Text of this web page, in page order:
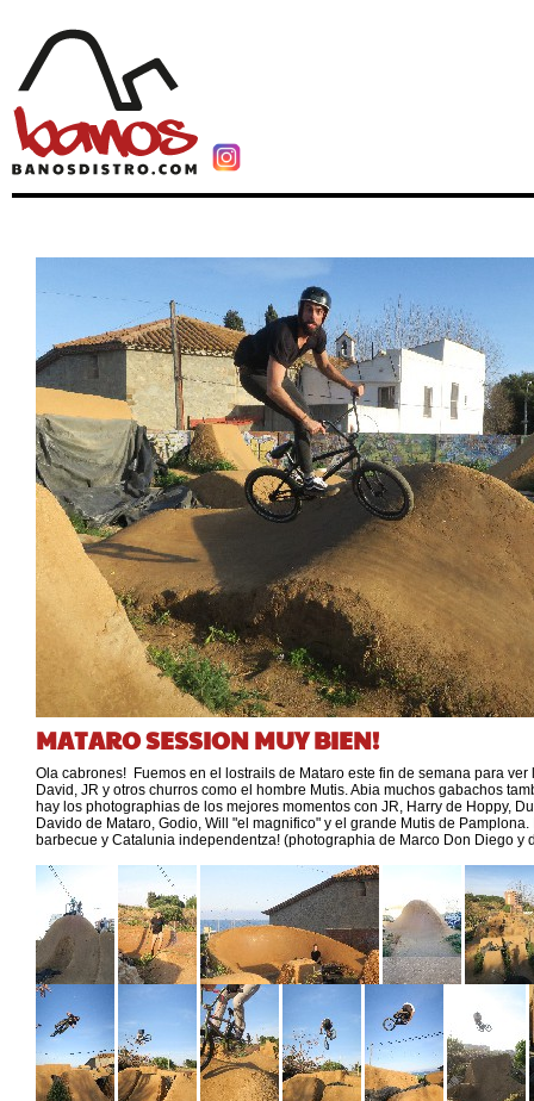
MATARO SESSION MUY BIEN!
Ola cabrones! Fuemos en el lostrails de Mataro este fin de semana para
David, JR y otros churros como el hombre Mutis. Abia muchos gabachos
hay los photographias de los mejores momentos con JR, Harry de Hoppy,
Davido de Mataro, Godio, Will "el magnifico" y el grande Mutis de
barbecue y Catalunia independentza! (photographia de Marco Don Diego y